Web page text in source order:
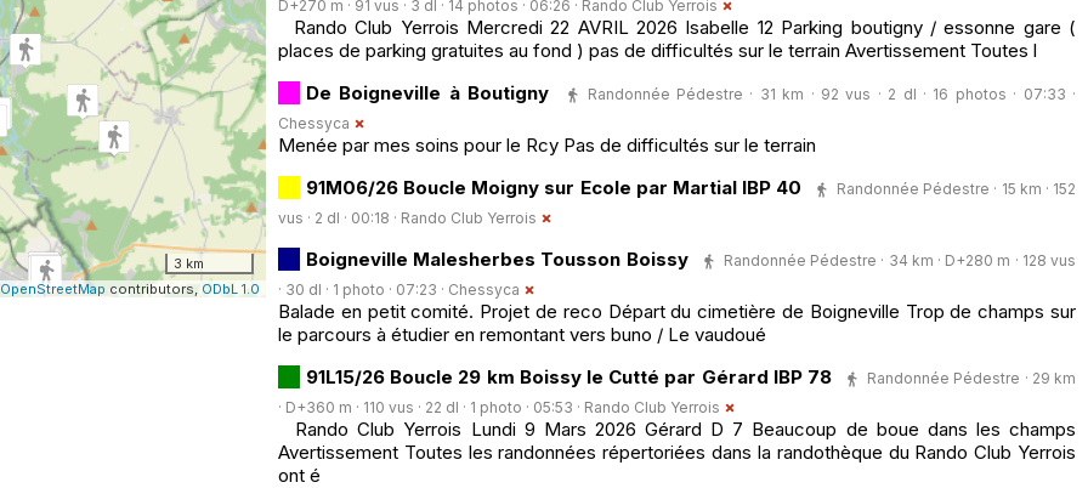
3 km
OpenStreetMap contributors, ODbL 1.0
D+270 m · 91 vus · 3 dl · 14 photos · 06:26 · Rando Club Yerrois
Rando Club Yerrois Mercredi 22 AVRIL 2026 Isabelle 12 Parking boutigny / essonne gare (
places de parking gratuites au fond ) pas de difficultés sur le terrain Avertissement Toutes l
De Boigneville à Boutigny
Randonnée Pédestre · 31 km · 92 vus · 2 dl · 16 photos · 07:33 ·
Chessyca
Menée par mes soins pour le Rcy Pas de difficultés sur le terrain
91M06/26 Boucle Moigny sur Ecole par Martial IBP 40
Randonnée Pédestre · 15 km · 152
vus · 2 dl · 00:18 · Rando Club Yerrois
Boigneville Malesherbes Tousson Boissy
Randonnée Pédestre · 34 km · D+280 m · 128 vus
· 30 dl · 1 photo · 07:23 · Chessyca
Balade en petit comité. Projet de reco Départ du cimetière de Boigneville Trop de champs sur
le parcours à étudier en remontant vers buno / Le vaudoué
91L15/26 Boucle 29 km Boissy le Cutté par Gérard IBP 78
Randonnée Pédestre · 29 km
· D+360 m · 110 vus · 22 dl · 1 photo · 05:53 · Rando Club Yerrois
Rando Club Yerrois Lundi 9 Mars 2026 Gérard D 7 Beaucoup de boue dans les champs
Avertissement Toutes les randonnées répertoriées dans la randothèque du Rando Club Yerrois
ont é